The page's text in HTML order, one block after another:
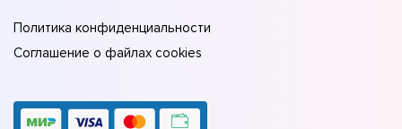
Политика конфиденциальности
Соглашение о файлах cookies